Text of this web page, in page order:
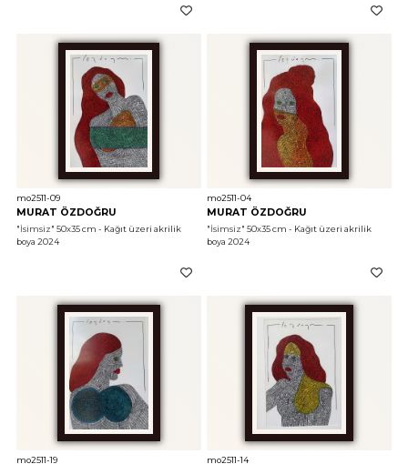
mo2511-09
MURAT ÖZDOĞRU
"İsimsiz" 50x35 cm - Kağıt üzeri akrilik
boya 2024
mo2511-04
MURAT ÖZDOĞRU
"İsimsiz" 50x35 cm - Kağıt üzeri akrilik
boya 2024
mo2511-19 mo2511-14